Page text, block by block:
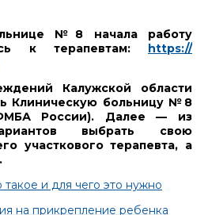
№8 начала работу
к терапевтам: https://
Калужской области
Клиническую больницу №8
России). Далее — из
выбрать свою
участкового терапевта, а
и для чего это нужно
на прикрепление ребенка